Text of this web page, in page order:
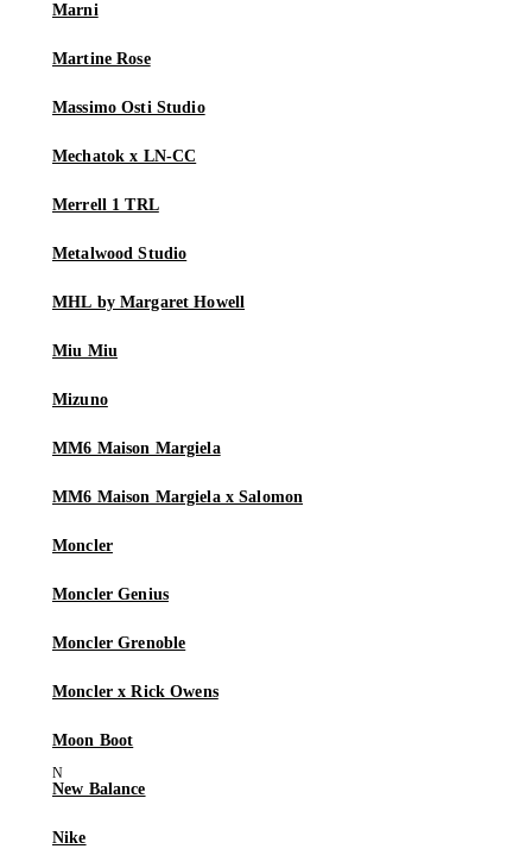
Marni
Martine Rose
Massimo Osti Studio
Mechatok x LN-CC
Merrell 1 TRL
Metalwood Studio
MHL by Margaret Howell
Miu Miu
Mizuno
MM6 Maison Margiela
MM6 Maison Margiela x Salomon
Moncler
Moncler Genius
Moncler Grenoble
Moncler x Rick Owens
Moon Boot
New Balance
Nike